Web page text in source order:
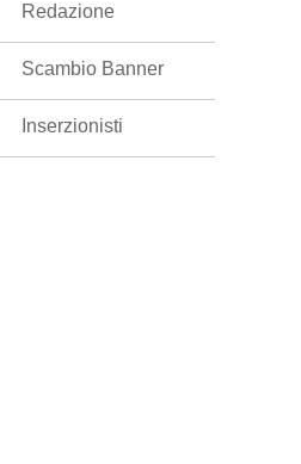
Redazione
Scambio Banner
Inserzionisti